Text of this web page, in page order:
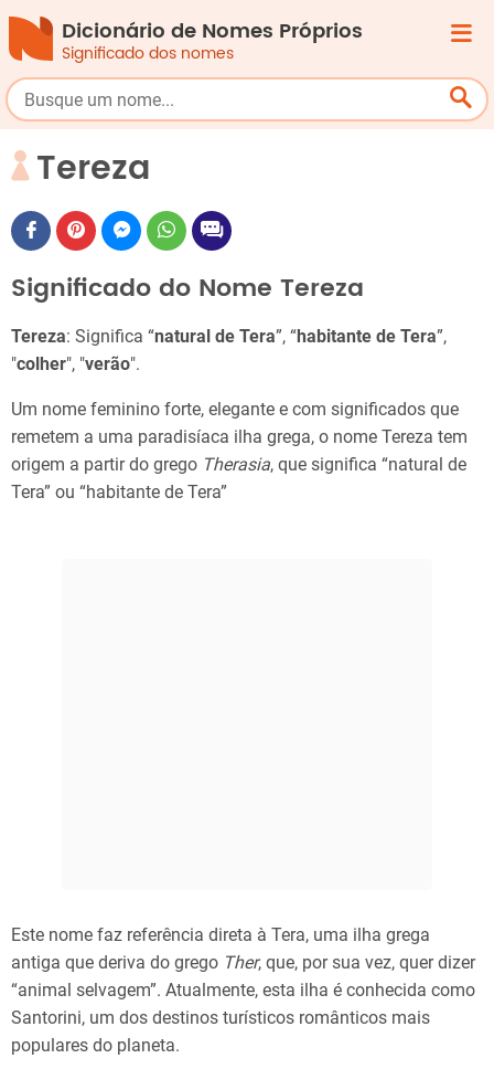
Dicionário de Nomes Próprios
Significado dos nomes
Tereza
Significado do Nome Tereza
Tereza: Significa “natural de Tera”, “habitante de Tera”,
"colher", "verão".
Um nome feminino forte, elegante e com significados que
remetem a uma paradisíaca ilha grega, o nome Tereza tem
origem a partir do grego Therasia, que significa “natural de
Tera” ou “habitante de Tera”
Este nome faz referência direta à Tera, uma ilha grega
antiga que deriva do grego Ther, que, por sua vez, quer dizer
“animal selvagem”. Atualmente, esta ilha é conhecida como
Santorini, um dos destinos turísticos românticos mais
populares do planeta.